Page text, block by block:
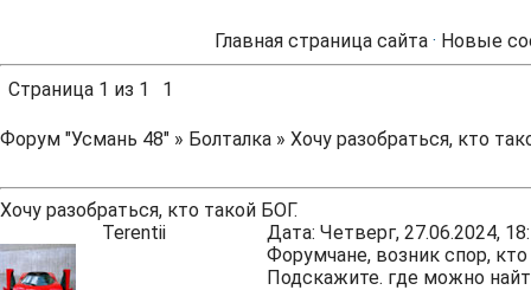
Главная страница сайта · Новые
Страница 1 из 1 1
Форум "Усмань 48" » Болталка » Хочу разобраться, кто
Хочу разобраться, кто такой БОГ.
Terentii
Дата: Четверг, 27.06.2024,
Форумчане, возник спор,
Подскажите. где можно